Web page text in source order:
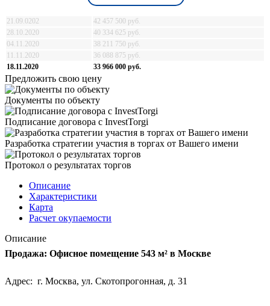
21.09.0202
42 457 500 руб.
28.10.2020
40 334 625 руб.
04.11.2020
38 211 750 руб.
11.11.2020
36 088 875 руб.
18.11.2020
33 966 000 руб.
Предложить свою цену
Документы по объекту
Подписание договора с InvestTorgi
Разработка стратегии участия в торгах от Вашего имени
Протокол о результатах торгов
Описание
Характеристики
Карта
Расчет окупаемости
Описание
Продажа: Офисное помещение 543 м² в Москве
Адрес: г. Москва, ул. Скотопрогонная, д. 31